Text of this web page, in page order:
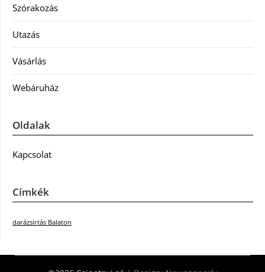
Szórakozás
Utazás
Vásárlás
Webáruház
Oldalak
Kapcsolat
Címkék
darázsirtás Balaton